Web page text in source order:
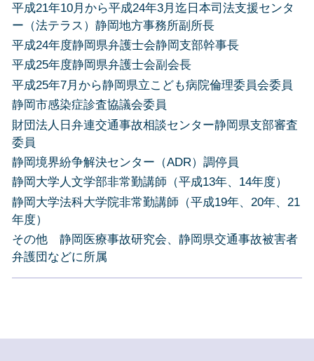
平成21年10月から平成24年3月迄日本司法支援センタ
ー（法テラス）静岡地方事務所副所長
平成24年度静岡県弁護士会静岡支部幹事長
平成25年度静岡県弁護士会副会長
平成25年7月から静岡県立こども病院倫理委員会委員
静岡市感染症診査協議会委員
財団法人日弁連交通事故相談センター静岡県支部審査
委員
静岡境界紛争解決センター（ADR）調停員
静岡大学人文学部非常勤講師（平成13年、14年度）
静岡大学法科大学院非常勤講師（平成19年、20年、21
年度）
その他 静岡医療事故研究会、静岡県交通事故被害者
弁護団などに所属